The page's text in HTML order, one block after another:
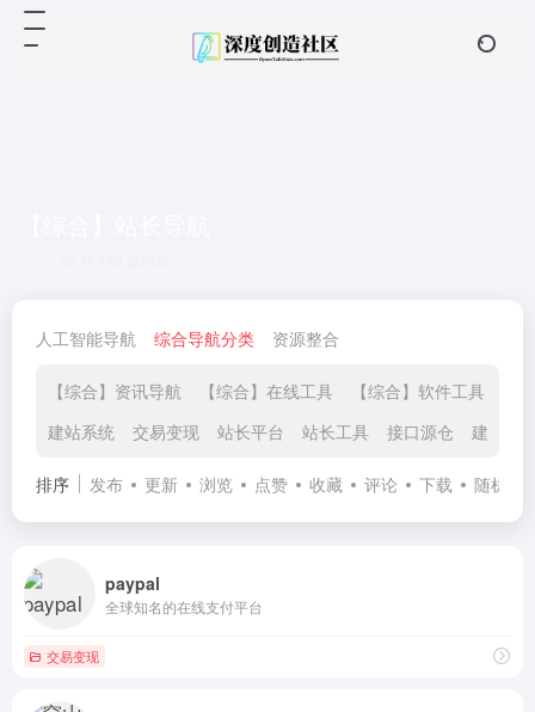
人工智能导航 综合导航分类 资源整合
【综合】资讯导航 【综合】在线工具 【综合】软件工具
建站系统
交易变现 站长平台 站长工具 接口源仓 建站推
排序 发布 更新 浏览 点赞 收藏 评论 下载 随机
paypal
全球知名的在线支付平台
交易变现